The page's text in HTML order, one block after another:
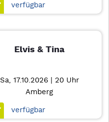
verfügbar
Elvis & Tina
Sa, 17.10.2026 | 20 Uhr
Amberg
verfügbar